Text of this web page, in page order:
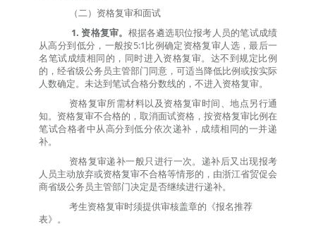
（二）资格复审和面试
1. 资格复审。 根据各遴选职位报考人员的笔试成绩
从高分到低分，一般按5:1比例确定资格复审人选，最后一
名笔试成绩相同的，同时进入资格复审。达不到规定比例
的，经省级公务员主管部门同意，可适当降低比例或按实际
人数确定。未达到笔试合格分数线的，不进入资格复审。
资格复审所需材料以及资格复审时间、地点另行通
知。 资格复审不合格的，取消面试资格，按资格复审比例在
笔试合格者中从高分到低分依次递补，成绩相同的一并递
补。
资格复审递补一般只进行一次。递补后又出现报考
人员主动放弃或资格复审不合格等情形的，由浙江省贸促会
商省级公务员主管部门决定是否继续进行递补。
考生资格复审时须提供审核盖章的《报名推荐
表》。